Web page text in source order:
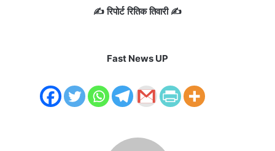
✍️ रिपोर्ट रितिक तिवारी ✍️
Fast News UP